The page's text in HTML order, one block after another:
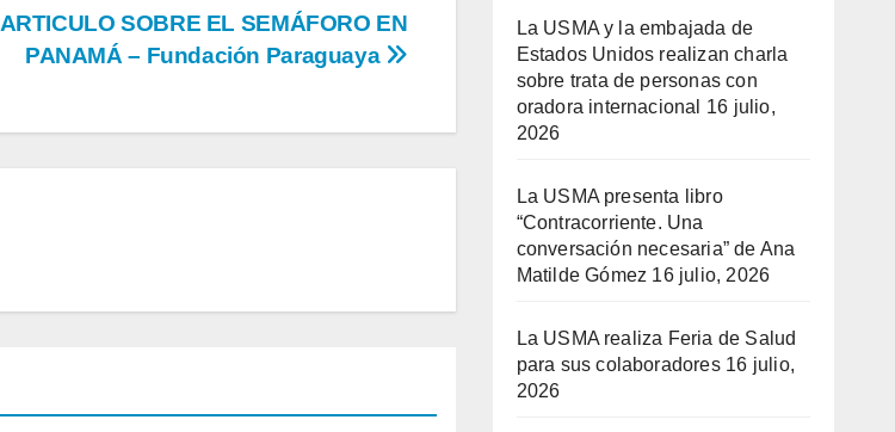
ARTICULO SOBRE EL SEMÁFORO EN
PANAMÁ – Fundación Paraguaya
La USMA y la embajada de
Estados Unidos realizan charla
sobre trata de personas con
oradora internacional
16 julio,
2026
La USMA presenta libro
“Contracorriente. Una
conversación necesaria” de Ana
Matilde Gómez 16 julio, 2026
La USMA realiza Feria de Salud
para sus colaboradores 16 julio,
2026